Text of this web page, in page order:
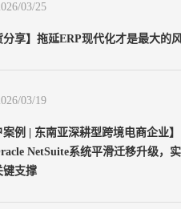
03/25
分享】拖延ERP现代化才是最大的
03/19
案例 | 东南亚深耕型跨境电商企业
NetSuite系统平滑迁移升级，
键支撑